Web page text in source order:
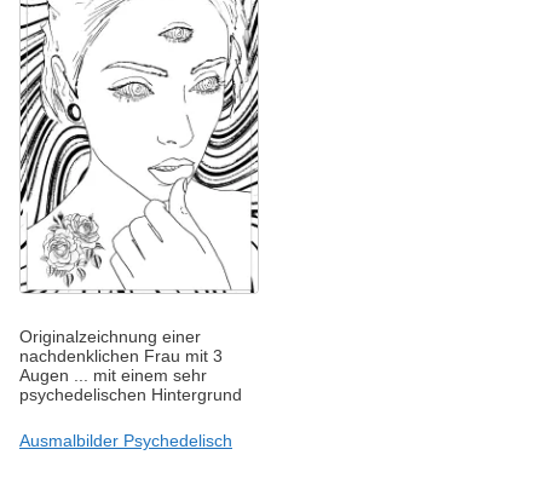
Originalzeichnung einer
nachdenklichen Frau mit 3
Augen ... mit einem sehr
psychedelischen Hintergrund
Ausmalbilder Psychedelisch